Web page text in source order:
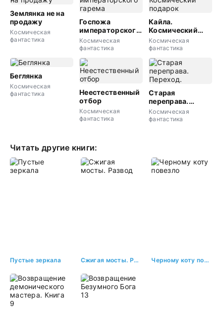
Землянка не на
продажу
Космическая
фантастика
Госпожа
императорского
гарема
Космическая
фантастика
Кайла.
Космический
подарок
Космическая
фантастика
Беглянка
Космическая
фантастика
Неестественный
отбор
Космическая
фантастика
Старая
переправа.
Переход.
Космическая
фантастика
Читать другие книги:
Пустые зеркала Сжигая мосты. Развод Черному коту повезло